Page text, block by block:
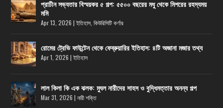
প্রাচীন সভ্যতার বিস্ময়কর ৫ গল্প: ৫৫০০ বছরের মধু থেকে মিশরের রহস্যময়
মমি
Apr 13, 2026 |ইতিহাস ,কিউরিসিটি কর্ণার
রোমের ট্রেভি ফাউন্টেন থেকে ফেব্রুয়ারির ইতিহাস: ৪টি অজানা মজার তথ্য
Apr 1, 2026 |ইতিহাস
লাল কিলা কি এক ঝলক: মুঘল নারীদের সাহস ও বুদ্ধিমত্তার অনন্য গল্প
Mar 31, 2026 |নারী শক্তি